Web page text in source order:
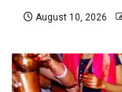
August 10, 2026